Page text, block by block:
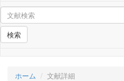
検索
ホーム 文献詳細